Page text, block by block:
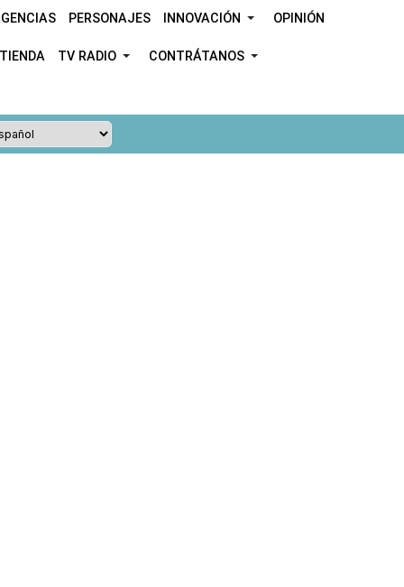
PERSONAJES INNOVACIÓN OPINIÓN
TIENDA TV RADIO CONTRÁTANOS